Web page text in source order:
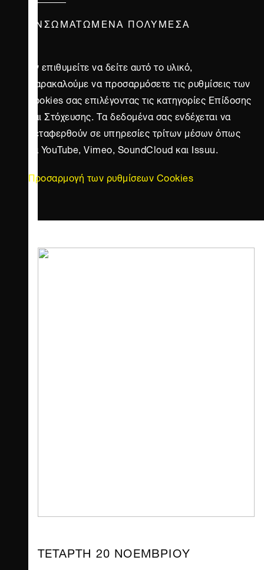
ΕΝΣΩΜΑΤΩΜΈΝΑ ΠΟΛΥΜΈΣΑ
Αν επιθυμείτε να δείτε αυτό το υλικό,
παρακαλούμε να προσαρμόσετε τις ρυθμίσεις των
cookies σας επιλέγοντας τις κατηγορίες Επίδοσης
και Στόχευσης. Τα δεδομένα σας ενδέχεται να
μεταφερθούν σε υπηρεσίες τρίτων μέσων όπως
τα YouTube, Vimeo, SoundCloud και Issuu.
Προσαρμογή των ρυθμίσεων Cookies
ΤΕΤΑΡΤΗ 20 ΝΟΕΜΒΡΙΟΥ